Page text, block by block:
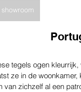
tegels ogen
ze in de
van zichzelf al een